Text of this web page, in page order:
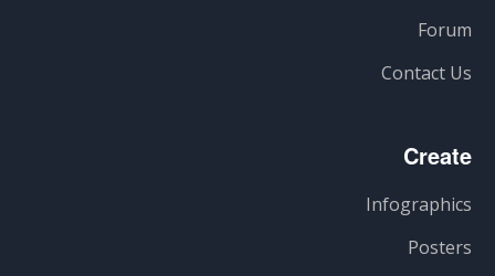
Forum
Contact Us
Create
Infographics
Posters